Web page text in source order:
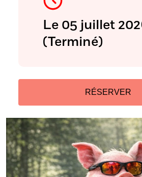
Le 05 juillet
(Terminé)
RÉSERVER